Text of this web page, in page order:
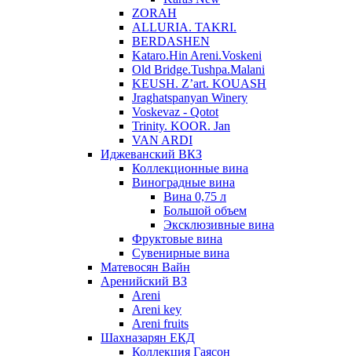
ZORAH
ALLURIA. TAKRI.
BERDASHEN
Kataro.Hin Areni.Voskeni
Old Bridge.Tushpa.Malani
KEUSH. Z’art. KOUASH
Jraghatspanyan Winery
Voskevaz - Qotot
Trinity. KOOR. Jan
VAN ARDI
Иджеванский ВКЗ
Коллекционные вина
Виноградные вина
Вина 0,75 л
Большой объем
Эксклюзивные вина
Фруктовые вина
Cувенирные вина
Матевосян Вайн
Аренийский ВЗ
Areni
Areni key
Areni fruits
Шахназарян ЕКД
Коллекция Гаясон